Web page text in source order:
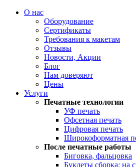
О нас
Оборудование
Сертификаты
Требования к макетам
Отзывы
Новости, Акции
Блог
Нам доверяют
Цены
Услуги
Печатные технологии
УФ печать
Офсетная печать
Цифровая печать
Широкоформатная
После печатные работы
Биговка, фальцовка
Буклеты сборка: на